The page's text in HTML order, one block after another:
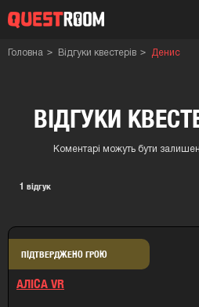
Головна Відгуки квестерів Денис
ВІДГУКИ
Коментарі можуть бути
1 відгук
АЛІСА VR
ПІДТВЕРДЖЕНО ГРОЮ